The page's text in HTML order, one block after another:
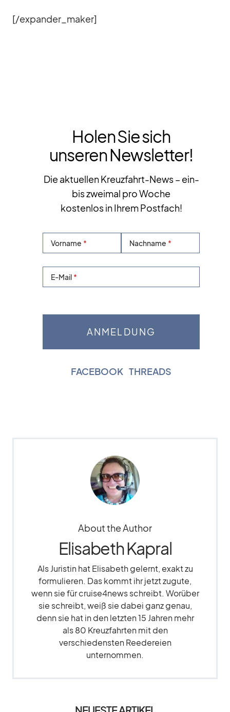
[/​expander_​maker]
Holen Sie sich
unseren Newsletter!
Die aktuellen Kreuzfahrt-News – ein-
bis zweimal pro Woche
kostenlos in Ihrem Postfach!
Vorname Nachname
E-Mail
FACEBOOK THREADS
About the Author
Elisabeth Kapral
Als Juristin hat Elisabeth gelernt, exakt zu
formulieren. Das kommt ihr jetzt zugute,
wenn sie für cruise4news schreibt. Worüber
sie schreibt, weiß sie dabei ganz genau,
denn sie hat in den letzten 15 Jahren mehr
als 80 Kreuzfahrten mit den
verschiedensten Reedereien
unternommen.